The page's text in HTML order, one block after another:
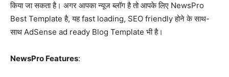
किया जा सकता है। अगर आपका न्यूज ब्लॉग है तो आपके लिए NewsPro
Best Template है, यह fast loading, SEO friendly होने के साथ-
साथ AdSense ad ready Blog Template भी है।
NewsPro Features: